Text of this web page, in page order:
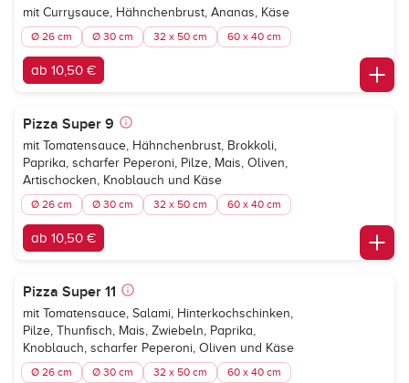
mit Currysauce, Hähnchenbrust, Ananas, Käse
Ø 26 cm Ø 30 cm 32 x 50 cm 60 x 40 cm
ab 10,50 €
Pizza Super 9
mit Tomatensauce, Hähnchenbrust, Brokkoli,
Paprika, scharfer Peperoni, Pilze, Mais, Oliven,
Artischocken, Knoblauch und Käse
Ø 26 cm Ø 30 cm 32 x 50 cm 60 x 40 cm
ab 10,50 €
Pizza Super 11
mit Tomatensauce, Salami, Hinterkochschinken,
Pilze, Thunfisch, Mais, Zwiebeln, Paprika,
Knoblauch, scharfer Peperoni, Oliven und Käse
Ø 26 cm Ø 30 cm 32 x 50 cm 60 x 40 cm